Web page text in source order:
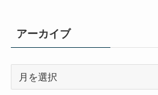
アーカイブ